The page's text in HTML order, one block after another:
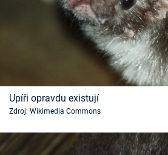
Upíři opravdu existují
Zdroj: Wikimedia Commons